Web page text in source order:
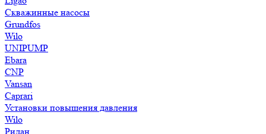
Скважинные насосы
Grundfos
Wilo
UNIPUMP
Ebara
CNP
Vansan
Caprari
Установки повышения давления
Wilo
Ридан